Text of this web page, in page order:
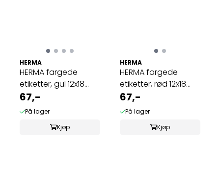
HERMA
HERMA fargede
etiketter, gul 12x18
mm (1792 stk)
67,-
På lager
Kjøp
HERMA
HERMA fargede
etiketter, rød 12x18
mm (1792 stk)
67,-
På lager
Kjøp